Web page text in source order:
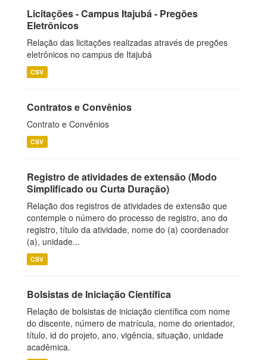
Licitações - Campus Itajubá - Pregões
Eletrônicos
Relação das licitações realizadas através de pregões
eletrônicos no campus de Itajubá
CSV
Contratos e Convênios
Contrato e Convênios
CSV
Registro de atividades de extensão (Modo
Simplificado ou Curta Duração)
Relação dos registros de atividades de extensão que
contemple o número do processo de registro, ano do
registro, título da atividade, nome do (a) coordenador
(a), unidade...
CSV
Bolsistas de Iniciação Científica
Relação de bolsistas de iniciação científica com nome
do discente, número de matrícula, nome do orientador,
título, id do projeto, ano, vigência, situação, unidade
acadêmica.